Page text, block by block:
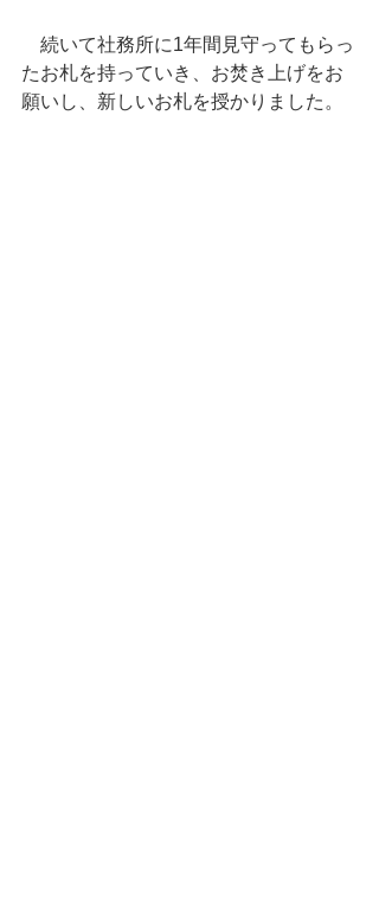
続いて社務所に1年間見守ってもらっ
たお札を持っていき、お焚き上げをお
願いし、新しいお札を授かりました。